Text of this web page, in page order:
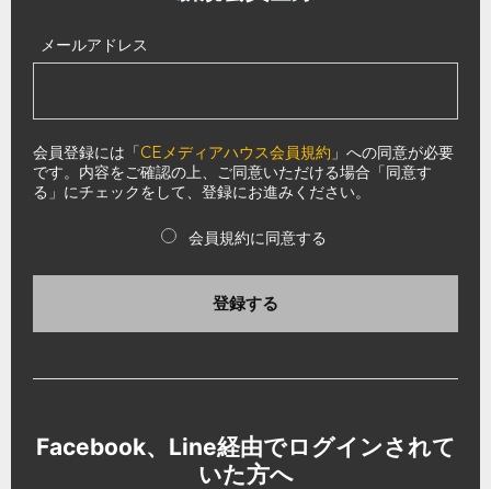
メールアドレス
会員登録には「CEメディアハウス会員規約 」への同意が必要
です。内容をご確認の上、ご同意いただける場合「同意す
る」にチェックをして、登録にお進みください。
会員規約に同意する
登録する
Facebook、Line経由でログインされて
いた方へ